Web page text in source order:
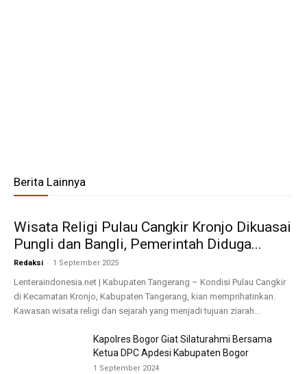
Berita Lainnya
Wisata Religi Pulau Cangkir Kronjo Dikuasai
Pungli dan Bangli, Pemerintah Diduga...
Redaksi - 1 September 2025
Lenteraindonesia.net | Kabupaten Tangerang – Kondisi Pulau Cangkir
di Kecamatan Kronjo, Kabupaten Tangerang, kian memprihatinkan.
Kawasan wisata religi dan sejarah yang menjadi tujuan ziarah...
Kapolres Bogor Giat Silaturahmi Bersama
Ketua DPC Apdesi Kabupaten Bogor
1 September 2024